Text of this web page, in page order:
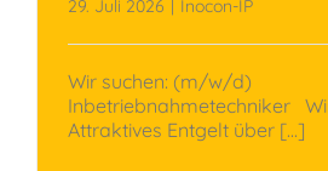
29. Juli 2026 Inocon-IP
Wir suchen: (m/w/d)
Inbetriebnahmetechniker
Attraktives Entgelt über [...]